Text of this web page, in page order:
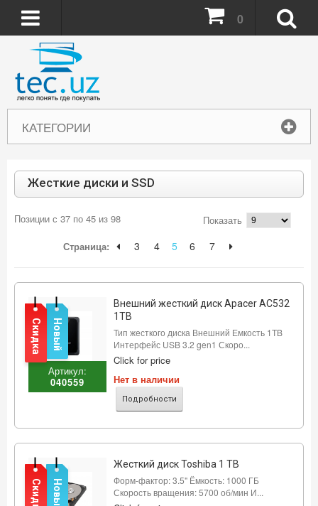
КАТЕГОРИИ
0
Жесткие диски и SSD
Позиции с 37 по 45 из 98
Показать
Страница:
3 4 5 6 7
Артикул:
040559
Внешний жесткий диск Apacer AC532
1TB
Тип жесткого диска Внешний Емкость 1TB
Интерфейс USB 3.2 gen1 Скоро...
Click for price
Нет в наличии
Подробности
Новый
Скидка
Жесткий диск Toshiba 1 TB
Форм-фактор: 3.5" Ёмкость: 1000 ГБ
Скорость вращения: 5700 об/мин И...
Новый
Скидка